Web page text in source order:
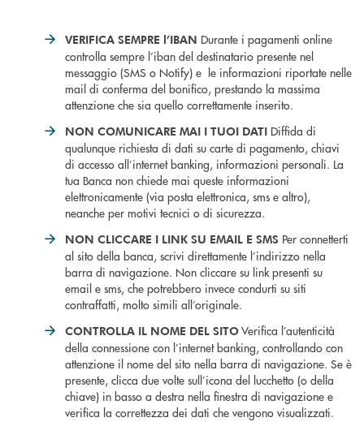
VERIFICA SEMPRE l’IBAN Durante i pagamenti online
controlla sempre l’iban del destinatario presente nel
messaggio (SMS o Notify) e le informazioni riportate nelle
mail di conferma del bonifico, prestando la massima
attenzione che sia quello correttamente inserito.
NON COMUNICARE MAI I TUOI DATI Diffida di
qualunque richiesta di dati su carte di pagamento, chiavi
di accesso all’internet banking, informazioni personali. La
tua Banca non chiede mai queste informazioni
elettronicamente (via posta elettronica, sms e altro),
neanche per motivi tecnici o di sicurezza.
NON CLICCARE I LINK SU EMAIL E SMS Per connetterti
al sito della banca, scrivi direttamente l’indirizzo nella
barra di navigazione. Non cliccare su link presenti su
email e sms, che potrebbero invece condurti su siti
contraffatti, molto simili all’originale.
CONTROLLA IL NOME DEL SITOVerifica l’autenticità
della connessione con l’internet banking, controllando con
attenzione il nome del sito nella barra di navigazione. Se è
presente, clicca due volte sull’icona del lucchetto (o della
chiave) in basso a destra nella finestra di navigazione e
verifica la correttezza dei dati che vengono visualizzati.